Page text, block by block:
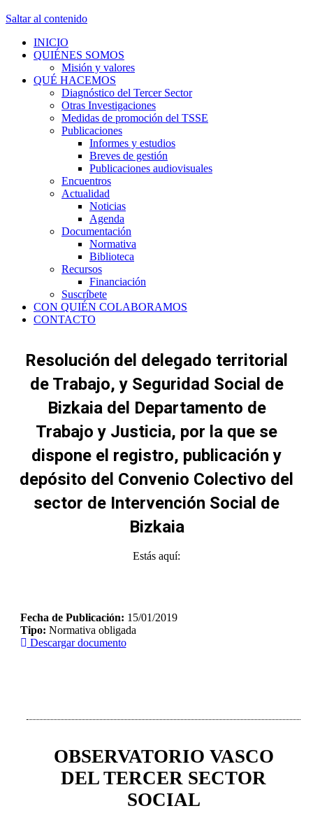
Saltar al contenido
INICIO
QUIÉNES SOMOS
Misión y valores
QUÉ HACEMOS
Diagnóstico del Tercer Sector
Otras Investigaciones
Medidas de promoción del TSSE
Publicaciones
Informes y estudios
Breves de gestión
Publicaciones audiovisuales
Encuentros
Actualidad
Noticias
Agenda
Documentación
Normativa
Biblioteca
Recursos
Financiación
Suscríbete
CON QUIÉN COLABORAMOS
CONTACTO
Resolución del delegado territorial
de Trabajo, y Seguridad Social de
Bizkaia del Departamento de
Trabajo y Justicia, por la que se
dispone el registro, publicación y
depósito del Convenio Colectivo del
sector de Intervención Social de
Bizkaia
Estás aquí:
Fecha de Publicación: 15/01/2019
Tipo: Normativa obligada
Descargar documento
OBSERVATORIO VASCO
DEL TERCER SECTOR
SOCIAL